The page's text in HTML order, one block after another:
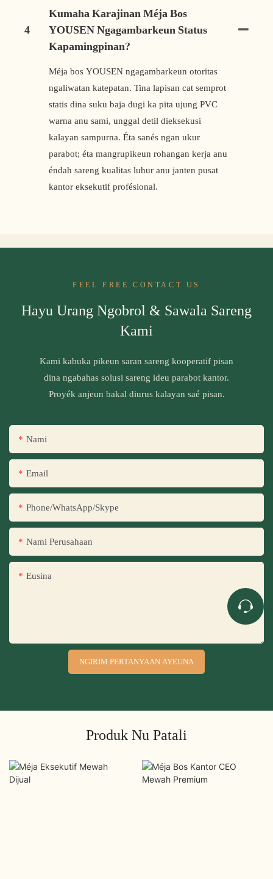
4
Kumaha Karajinan Méja Bos
YOUSEN Ngagambarkeun Status
Kapamingpinan?
Méja bos YOUSEN ngagambarkeun otoritas
ngaliwatan katepatan. Tina lapisan cat semprot
statis dina suku baja dugi ka pita ujung PVC
warna anu sami, unggal detil dieksekusi
kalayan sampurna. Éta sanés ngan ukur
parabot; éta mangrupikeun rohangan kerja anu
éndah sareng kualitas luhur anu janten pusat
kantor eksekutif profésional.
FEEL FREE CONTACT US
Hayu Urang Ngobrol & Sawala Sareng
Kami
Kami kabuka pikeun saran sareng kooperatif pisan
dina ngabahas solusi sareng ideu parabot kantor.
Proyék anjeun bakal diurus kalayan saé pisan.
Nami
Email
Phone/WhatsApp/Skype
Nami Perusahaan
Eusina
NGIRIM PERTANYAAN AYEUNA
Produk Nu Patali